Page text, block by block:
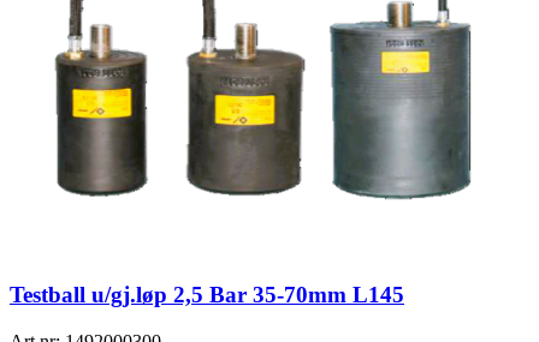
Testball u/gj.løp 2,5 Bar 35-70mm L145